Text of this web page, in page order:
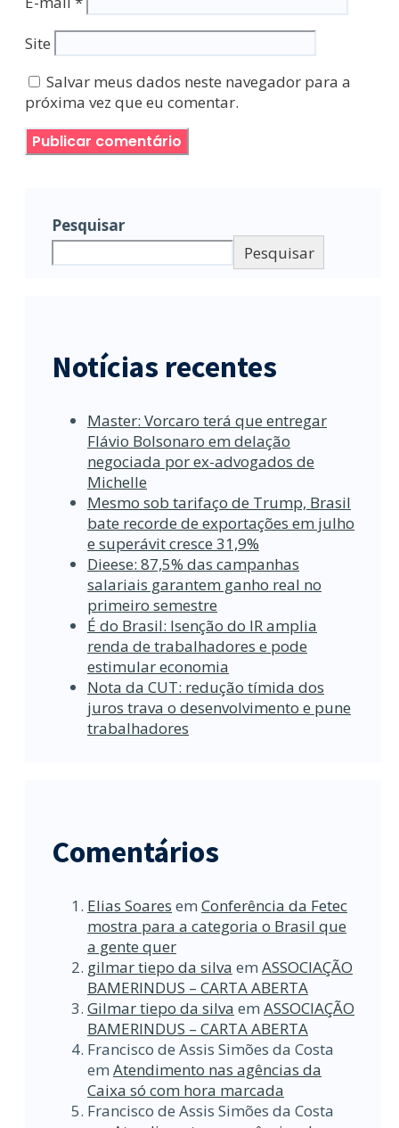
Site
Salvar meus dados neste navegador para a
próxima vez que eu comentar.
Pesquisar
Pesquisar
Notícias recentes
Master: Vorcaro terá que entregar
Flávio Bolsonaro em delação
negociada por ex-advogados de
Michelle
Mesmo sob tarifaço de Trump, Brasil
bate recorde de exportações em julho
e superávit cresce 31,9%
Dieese: 87,5% das campanhas
salariais garantem ganho real no
primeiro semestre
É do Brasil: Isenção do IR amplia
renda de trabalhadores e pode
estimular economia
Nota da CUT: redução tímida dos
juros trava o desenvolvimento e pune
trabalhadores
Comentários
Elias Soares em Conferência da Fetec
mostra para a categoria o Brasil que
a gente quer
gilmar tiepo da silva em ASSOCIAÇÃO
BAMERINDUS – CARTA ABERTA
Gilmar tiepo da silva em ASSOCIAÇÃO
BAMERINDUS – CARTA ABERTA
Francisco de Assis Simões da Costa
em Atendimento nas agências da
Caixa só com hora marcada
Francisco de Assis Simões da Costa